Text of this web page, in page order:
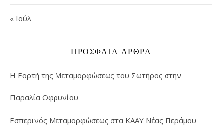
« Ιούλ
ΠΡΌΣΦΑΤΑ ΆΡΘΡΑ
Η Εορτή της Μεταμορφώσεως του Σωτήρος στην
Παραλία Οφρυνίου
Εσπερινός Μεταμορφώσεως στα ΚΑΑΥ Νέας Περάμου